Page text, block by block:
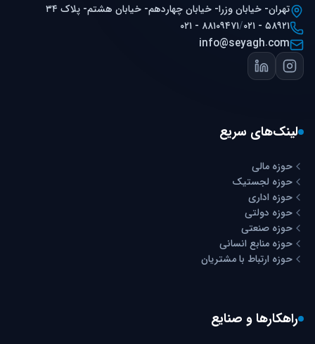
تهران- خیابان وزرا- خیابان چهاردهم- خیابان هشتم- پلاک ۳۴
۰۲۱ - ۸۸۱۰۹۴۷۱/۰۲۱ - ۵۸۹۲۱
info@seyagh.com
لینک‌های سریع
حوزه مالی
حوزه لجستیک
حوزه اداری
حوزه دولتی
حوزه صنعتی
حوزه منابع انسانی
حوزه ارتباط با مشتریان
راهکارها و صنایع